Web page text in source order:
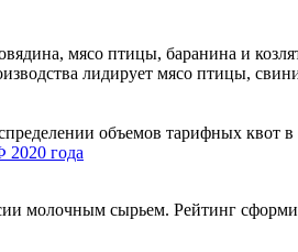
мясо птицы, баранина и
лидирует мясо птицы,
объемов тарифных квот
года
молочным сырьем. Рейтинг